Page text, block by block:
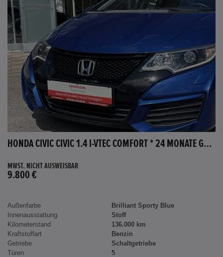
HONDA CIVIC CIVIC 1.4 I-VTEC COMFORT * 24 MONATE GARANTIE *
MWST. NICHT AUSWEISBAR
9.800 €
Außenfarbe
Brilliant Sporty Blue
Innenausstattung
Stoff
Kilometerstand
136.000 km
Kraftstoffart
Benzin
Getriebe
Schaltgetriebe
Türen
5